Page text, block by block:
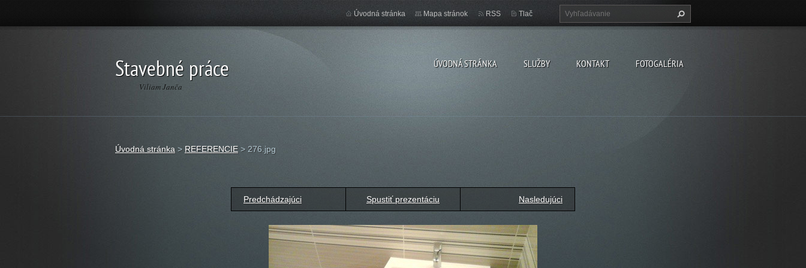
Stavebné práce
Viliam Janča
ÚVODNÁ STRÁNKA SLUŽBY KONTAKT FOTOGALÉRIA
Úvodná stránka Mapa stránok RSS Tlač
Úvodná stránka > REFERENCIE > 276.jpg
Predchádzajúci Spustiť prezentáciu Nasledujúci